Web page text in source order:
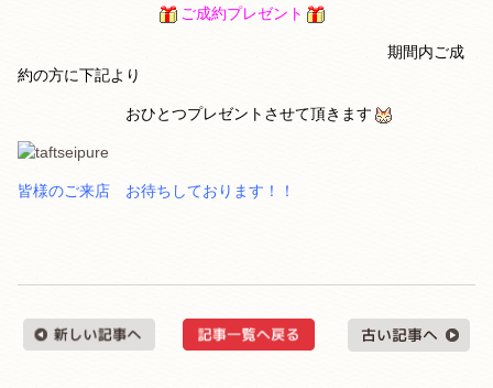
ご成約プレゼント
期間内ご成
約の方に下記より
おひとつプレゼントさせて頂きます
皆様のご来店 お待ちしております！！